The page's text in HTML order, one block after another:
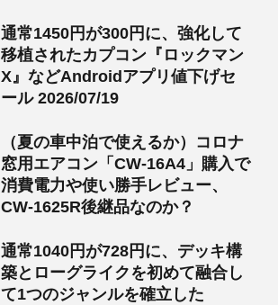
通常1450円が300円に、強化して
移植されたカプコン『ロックマン
X』などAndroidアプリ値下げセ
ール 2026/07/19
（夏の車中泊で使えるか）コロナ
窓用エアコン「CW-16A4」購入で
消費電力や使い勝手レビュー、
CW-1625R後継品なのか？
通常1040円が728円に、デッキ構
築とローグライクを初めて融合し
て1つのジャンルを確立した